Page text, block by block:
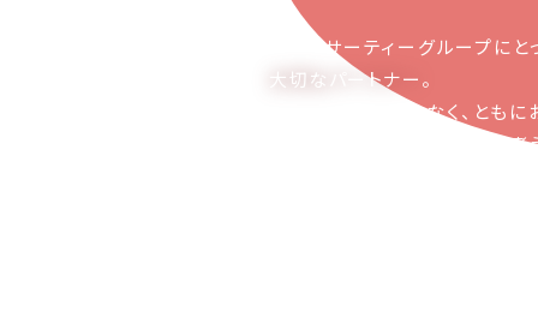
ピアーサーティーグループにと
大切なパートナー。
お取引の関係ではなく、とも
かち合える関係でありたいと考